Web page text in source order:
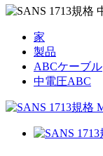
家
製品
ABCケーブル
中電圧ABC